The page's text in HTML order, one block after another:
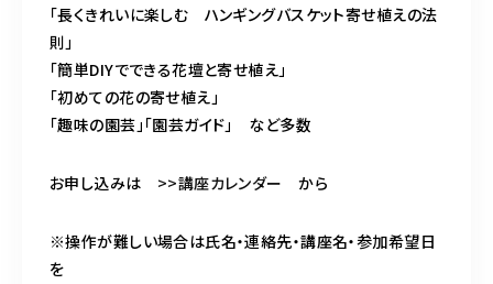
「長くきれいに楽しむ ハンギングバスケット寄せ植えの法
則」
「簡単DIYでできる花壇と寄せ植え」
「初めての花の寄せ植え」
「趣味の園芸」「園芸ガイド」 など多数
お申し込みは >>講座カレンダー から
※操作が難しい場合は氏名・連絡先・講座名・参加希望日
を